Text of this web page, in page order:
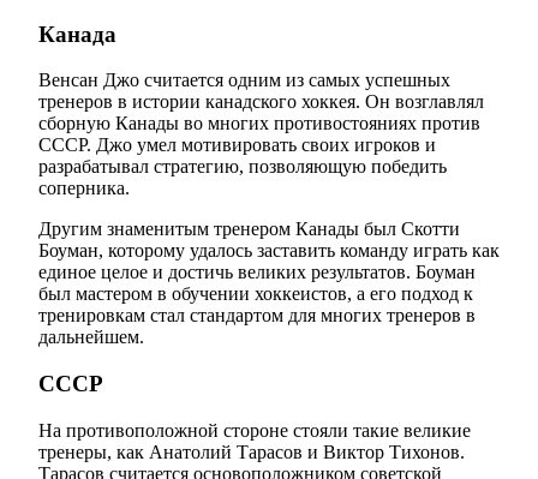
Канада
Венсан Джо считается одним из самых успешных
тренеров в истории канадского хоккея. Он возглавлял
сборную Канады во многих противостояниях против
СССР. Джо умел мотивировать своих игроков и
разрабатывал стратегию, позволяющую победить
соперника.
Другим знаменитым тренером Канады был Скотти
Боуман, которому удалось заставить команду играть как
единое целое и достичь великих результатов. Боуман
был мастером в обучении хоккеистов, а его подход к
тренировкам стал стандартом для многих тренеров в
дальнейшем.
СССР
На противоположной стороне стояли такие великие
тренеры, как Анатолий Тарасов и Виктор Тихонов.
Тарасов считается основоположником советской